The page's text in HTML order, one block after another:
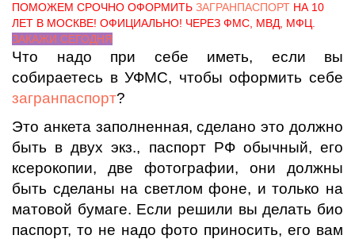
ПОМОЖЕМ СРОЧНО ОФОРМИТЬ ЗАГРАНПАСПОРТ НА 10
ЛЕТ В МОСКВЕ! ОФИЦИАЛЬНО! ЧЕРЕЗ ФМС, МВД, МФЦ.
ЗАКАЖИ СЕГОДНЯ
Что надо при себе иметь, если вы
собираетесь в УФМС, чтобы оформить себе
загранпаспорт?
Это анкета заполненная, сделано это должно
быть в двух экз., паспорт РФ обычный, его
ксерокопии, две фотографии, они должны
быть сделаны на светлом фоне, и только на
матовой бумаге. Если решили вы делать био
паспорт, то не надо фото приносить, его вам